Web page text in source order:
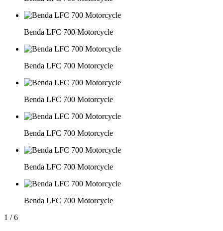
Benda LFC 700 Motorcycle
Benda LFC 700 Motorcycle
Benda LFC 700 Motorcycle
Benda LFC 700 Motorcycle
Benda LFC 700 Motorcycle
Benda LFC 700 Motorcycle
1 / 6